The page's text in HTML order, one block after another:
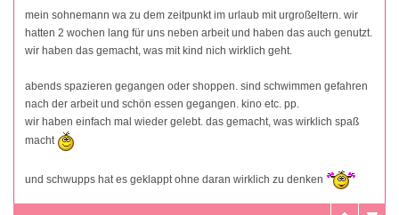
mein sohnemann wa zu dem zeitpunkt im urlaub mit urgroßeltern. wir
hatten 2 wochen lang für uns neben arbeit und haben das auch genutzt.
wir haben das gemacht, was mit kind nich wirklich geht.
abends spazieren gegangen oder shoppen. sind schwimmen gefahren
nach der arbeit und schön essen gegangen. kino etc. pp.
wir haben einfach mal wieder gelebt. das gemacht, was wirklich spaß
macht
und schwupps hat es geklappt ohne daran wirklich zu denken